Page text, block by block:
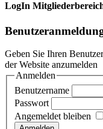
LogIn
Geben Sie Ihren
der Website anzumelden
Anmelden
Benutzername
Passwort
Angemeldet bleiben